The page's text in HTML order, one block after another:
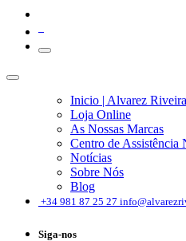
Inicio | Alvarez Riveira
Loja Online
As Nossas Marcas
Centro de Assistência
Notícias
Sobre Nós
Blog
+34 981 87 25 27
Siga-nos